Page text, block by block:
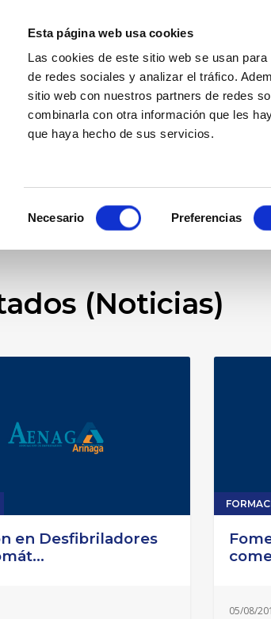
Esta página web usa cookies
Las cookies de este sitio web se usan
de redes sociales y analizar el tráfico.
sitio web con nuestros partners de redes
combinarla con otra información que les
que haya hecho de sus servicios.
Necesario Preferencias
Inicio La Zona Industrial
(Noticias)
en Desfibriladores
05/08/